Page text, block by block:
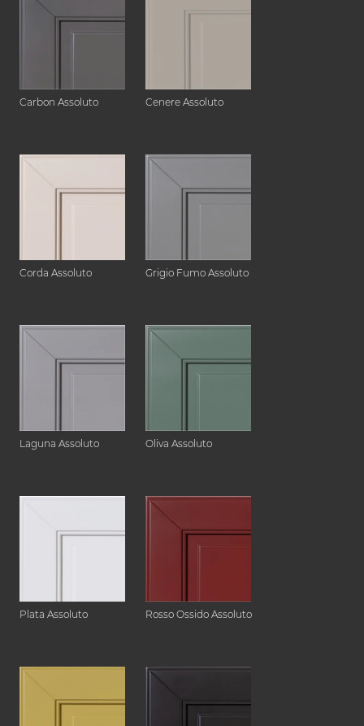
Carbon Assoluto Cenere Assoluto
Corda Assoluto Grigio Fumo Assoluto
Laguna Assoluto Oliva Assoluto
Plata Assoluto Rosso Ossido Assoluto